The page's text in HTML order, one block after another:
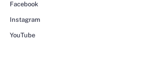
Facebook
Instagram
YouTube